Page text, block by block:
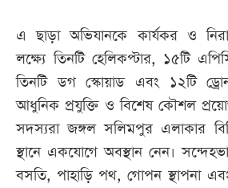
এ ছাড়া অভিযানকে কার্যকর ও
লক্ষ্যে তিনটি হেলিকপ্টার, ১৫টি
তিনটি ডগ স্কোয়াড এবং ১২টি
আধুনিক প্রযুক্তি ও বিশেষ কৌশল
সদস্যরা জঙ্গল সলিমপুর এলাকার
স্থানে একযোগে অবস্থান নেন।
বসতি, পাহাড়ি পথ, গোপন স্থাপনা